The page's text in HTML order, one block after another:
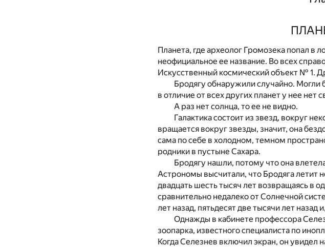
Планета, где археолог Громозека попал в
неофициальное ее название. Во всех
Искусственный космический объект № 1.
Бродягу обнаружили случайно. Могли
в отличие от всех других планет у нее нет
А раз нет солнца, то ее не видно.
Галактика состоит из звезд, вокруг
вращается вокруг звезды, значит, она
сама по себе в холодном, темном
родники в пустыне Сахара.
Бродягу нашли, потому что она
Астрономы высчитали, что Бродяга летит
двадцать шесть тысяч лет возвращаясь в
сравнительно недалеко от Солнечной
лет назад, пятьдесят две тысячи лет
Однажды в кабинете профессора
зоопарка, известного специалиста по
Когда Селезнев включил экран, он увидел